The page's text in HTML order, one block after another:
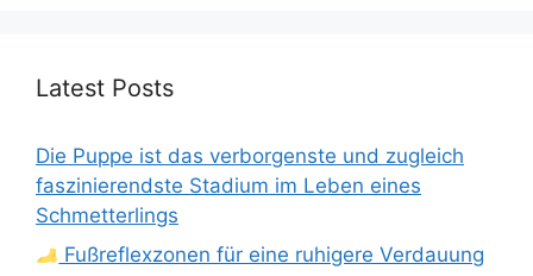
Latest Posts
Die Puppe ist das verborgenste und zugleich
faszinierendste Stadium im Leben eines
Schmetterlings
Fußreflexzonen für eine ruhigere Verdauung